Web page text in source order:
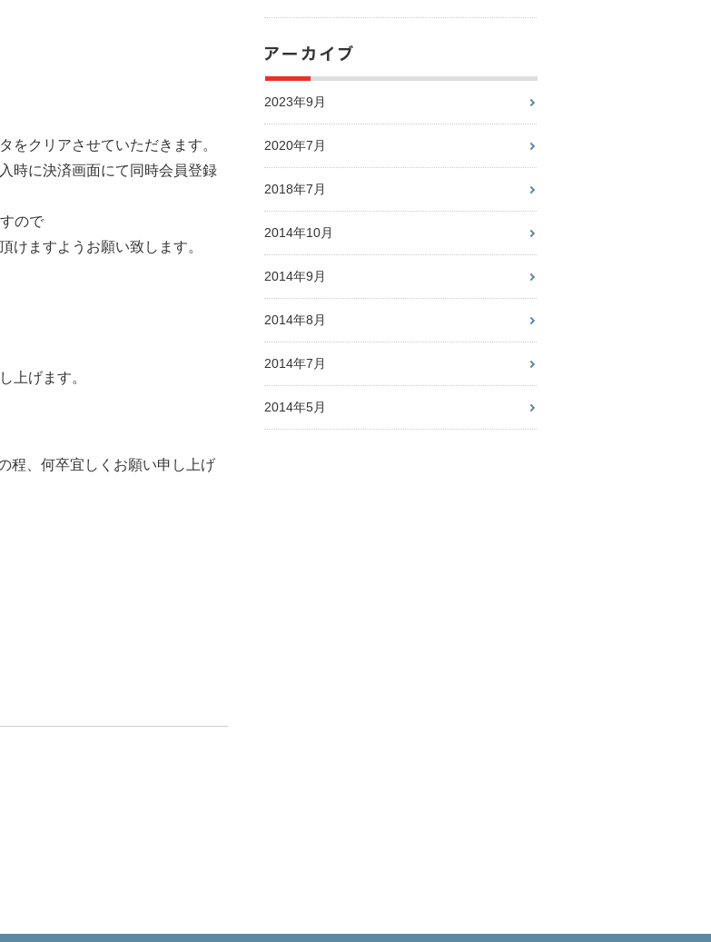
をクリアさせていただきます。
時に決済画面にて同時会員登録
ので
けますようお願い致します。
上げます。
程、何卒宜しくお願い申し上げ
2023年9月
2020年7月
2018年7月
2014年10月
2014年9月
2014年8月
2014年7月
2014年5月